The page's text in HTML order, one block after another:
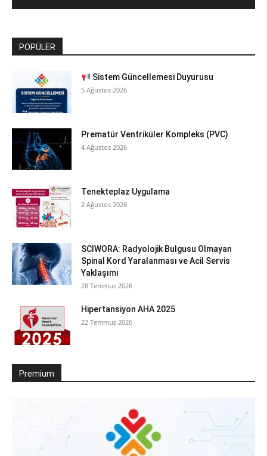
POPÜLER
Sistem Güncellemesi Duyurusu
5 Ağustos 2026
Prematür Ventriküler Kompleks (PVC)
4 Ağustos 2026
Tenekteplaz Uygulama
2 Ağustos 2026
SCIWORA: Radyolojik Bulgusu Olmayan
Spinal Kord Yaralanması ve Acil Servis
Yaklaşımı
28 Temmuz 2026
Hipertansiyon AHA 2025
22 Temmuz 2026
Premium